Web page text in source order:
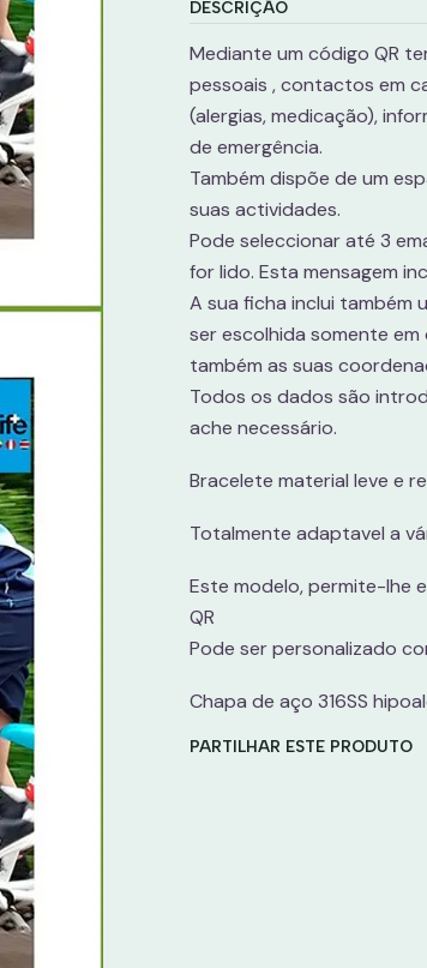
DESCRIÇÃO
Mediante um código QR
pessoais , contactos em
(alergias, medicação),
de emergência.
Também dispõe de um
suas actividades.
Pode seleccionar até 3
for lido. Esta mensagem
A sua ficha inclui também
ser escolhida somente
também as suas
Todos os dados são
ache necessário.
Bracelete material leve e
Totalmente adaptavel a
Este modelo, permite-lhe
QR
Pode ser personalizado
Chapa de aço 316SS
PARTILHAR ESTE PRODUTO